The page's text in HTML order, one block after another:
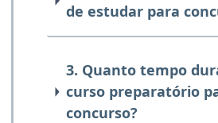
de estudar para
3. Quanto tempo
curso preparatório
concurso?